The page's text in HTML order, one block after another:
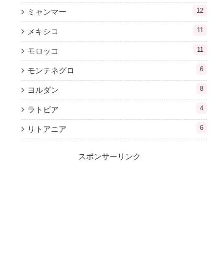
ミャンマー 12
メキシコ 11
モロッコ 11
モンテネグロ 6
ヨルダン 8
ラトビア 4
リトアニア 6
スポンサーリンク